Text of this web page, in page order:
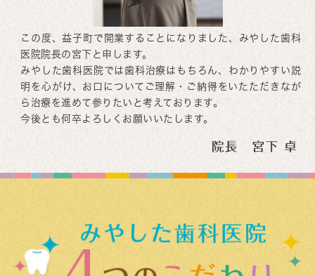
11月の矯正治療日について
次回の矯正治療日は11/7(金)15:30〜、
11/8(土)午前の部となります。
ご予約お待ちしております。
2025/9/8
10月の矯正治療日について
次回の矯正治療日は10/10(金)15:30〜、
10/11(土)午前の部となります。
ご予約お待ちしております。
2025/8/21
9月の矯正治療日について
次回の矯正治療日は9/6(金)15:30〜、9/7(土)
午前の部となります。(第1週となりますので、
この度、益子町で開業することになりました、みやした歯科
医院院長の宮下と申します。
みやした歯科医院では歯科治療はもちろん、わかりやすい説
明を心がけ、お口についてご理解・ご納得をいたただきなが
ら治療を進めて参りたいと考えております。
今後とも何卒よろしくお願いいたします。